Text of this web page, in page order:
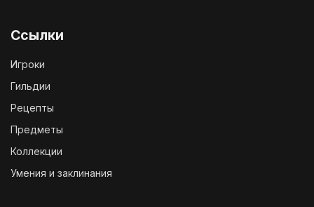
Ссылки
Игроки
Гильдии
Рецепты
Предметы
Коллекции
Умения и заклинания